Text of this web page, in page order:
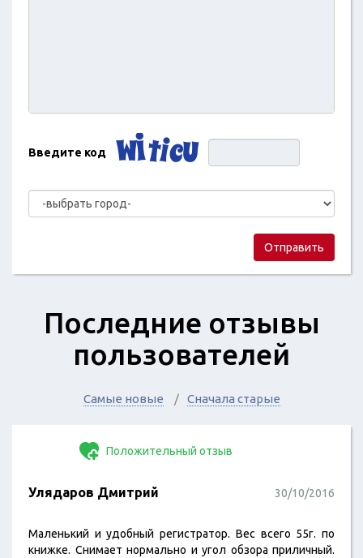
Введите код
Отправить
Последние отзывы
пользователей
Самые новые Сначала старые
Положительный отзыв
Улядаров Дмитрий 30/10/2016
Маленький и удобный регистратор. Вес всего 55г. по
книжке. Снимает нормально и угол обзора приличный.